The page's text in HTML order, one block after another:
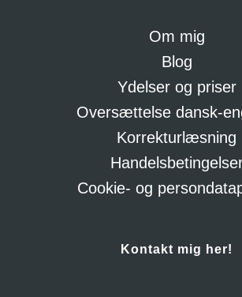
Om mig
Blog
Ydelser og priser
Oversættelse dansk-
Korrekturlæsning
Cookie- og
Kontakt mig her!